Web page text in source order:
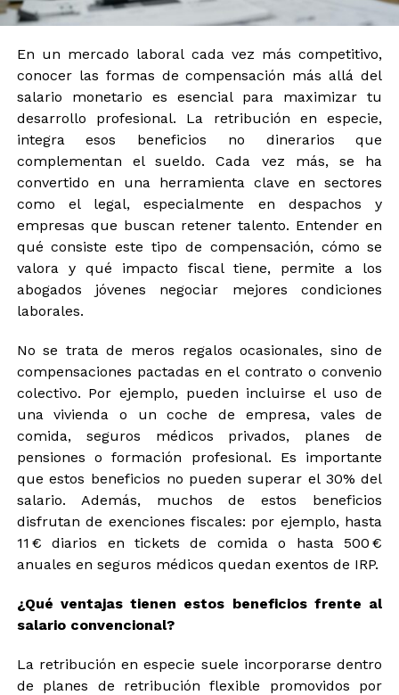
En un mercado laboral cada vez más competitivo,
conocer las formas de compensación más allá del
salario monetario es esencial para maximizar tu
desarrollo profesional. La retribución en especie,
integra esos beneficios no dinerarios que
complementan el sueldo. Cada vez más, se ha
convertido en una herramienta clave en sectores
como el legal, especialmente en despachos y
empresas que buscan retener talento. Entender en
qué consiste este tipo de compensación, cómo se
valora y qué impacto fiscal tiene, permite a los
abogados jóvenes negociar mejores condiciones
laborales.
No se trata de meros regalos ocasionales, sino de
compensaciones pactadas en el contrato o convenio
colectivo. Por ejemplo, pueden incluirse el uso de
una vivienda o un coche de empresa, vales de
comida, seguros médicos privados, planes de
pensiones o formación profesional. Es importante
que estos beneficios no pueden superar el 30% del
salario. Además, muchos de estos beneficios
disfrutan de exenciones fiscales: por ejemplo, hasta
11 € diarios en tickets de comida o hasta 500 €
anuales en seguros médicos quedan exentos de IRP.
¿Qué ventajas tienen estos beneficios frente al
salario convencional?
La retribución en especie suele incorporarse dentro
de planes de retribución flexible promovidos por